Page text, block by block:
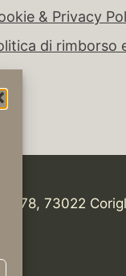
& Privacy
di rimborso
978, 73022